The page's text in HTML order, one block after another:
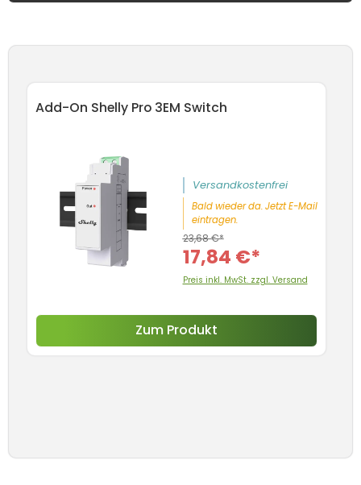
Add-On Shelly Pro 3EM Switch
Versandkostenfrei
Bald wieder da. Jetzt E-Mail
eintragen.
17,84 €*
23,68 €*
Preis inkl. MwSt. zzgl. Versand
Zum Produkt